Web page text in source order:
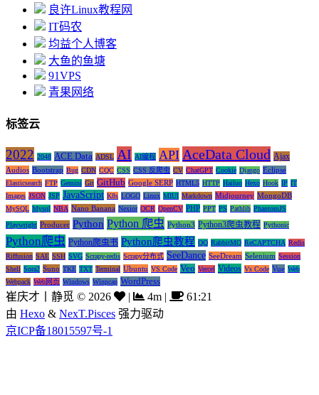
良许Linux教程网
IT码农
均益个人博客
大鱼的鱼塘
91VPS
青果网络
标签云
2022 2048 ACE Data ADSL AI AI编程 API AceData Cloud Ajax
Audios Bootstrap Bug CDN CQC CSS CSS 反爬虫 CV ChatGPT Cookie Django Eclipse
Elasticsearch FTP Gemini Git GitHub Google SERP HTML5 HTTP Hailuo Hexo Hook IP IT
Images JSON JSP JavaScript K8s LOGO Linux MIUI Markdown Midjourney MongoDB
MySQL Mysql NBA Nano Banana Nexior OCR OpenCV PHP PPT PS Pathlib PhantomJS
Playwright Producer Python Python 爬虫 Python3 Python3爬虫教程 Pythonic
Python爬虫 Python爬虫书 Python爬虫教程 QQ RabbitMQ ReCAPTCHA Redis
Riffusion SAE SSH SVG Scrapy-redis Scrapy分布式 SeeDance SeeDream Selenium Session
Shell Sora2 Suno TKE TXT Terminal Ubuntu VS Code Veo Vercel Videos Vs Code Vue Web
Webpack Web网页 Windows Winpcap WordPress
崔庆才丨静觅 © 2026 | 4m |
61:21
由 Hexo & NexT.Pisces 强力驱动
京ICP备18015597号-1